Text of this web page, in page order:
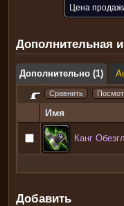
Цена
Дополнительная
Дополнительно (1)
Имя
Канг
Добавить